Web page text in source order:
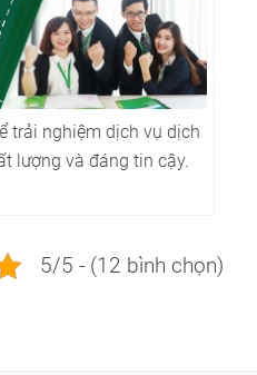
trải nghiệm dịch vụ dịch
lượng và đáng tin cậy.
5/5 - (12 bình chọn)